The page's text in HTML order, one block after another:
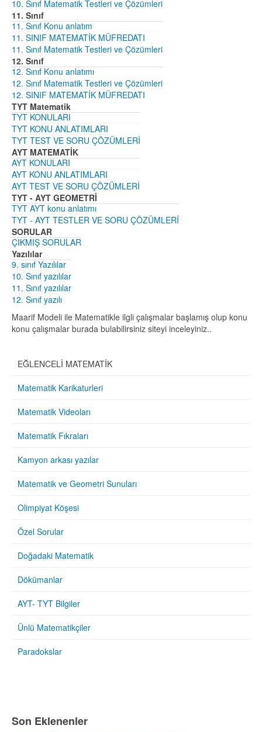
10. Sınıf Matematik Testleri ve Çözümleri
11. Sınıf
11. Sınıf Konu anlatım
11. SINIF MATEMATİK MÜFREDATI
11. Sınıf Matematik Testleri ve Çözümleri
12. Sınıf
12. Sınıf Konu anlatımı
12. Sınıf Matematik Testleri ve Çözümleri
12. SINIF MATEMATİK MÜFREDATI
TYT Matematik
TYT KONULARI
TYT KONU ANLATIMLARI
TYT TEST VE SORU ÇÖZÜMLERİ
AYT MATEMATİK
AYT KONULARI
AYT KONU ANLATIMLARI
AYT TEST VE SORU ÇÖZÜMLERİ
TYT - AYT GEOMETRİ
TYT AYT konu anlatımı
TYT - AYT TESTLER VE SORU ÇÖZÜMLERİ
SORULAR
ÇIKMIŞ SORULAR
Yazılılar
9. sınıf Yazılılar
10. Sınıf yazılılar
11. Sınıf yazılılar
12. Sınıf yazılı
Maarif Modeli ile Matematikle ilgli çalışmalar başlamış olup konu
konu çalışmalar burada bulabilirsiniz siteyi inceleyiniz..
EĞLENCELİ MATEMATİK
Matematik Karikaturleri
Matematik Videoları
Matematik Fıkraları
Kamyon arkası yazılar
Matematik ve Geometri Sunuları
Olimpiyat Köşesi
Özel Sorular
Doğadaki Matematik
Dökümanlar
AYT- TYT Bilgiler
Ünlü Matematikçiler
Paradokslar
Son Eklenenler